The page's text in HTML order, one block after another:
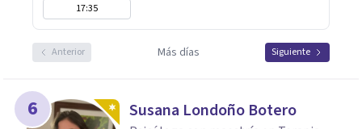
17:35
Anterior Más días Siguiente
6 Susana Londoño Botero